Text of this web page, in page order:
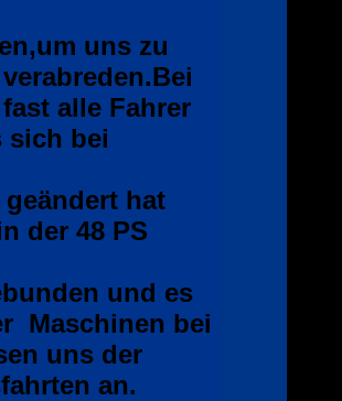
uns zu
alle Fahrer
sich bei
hat
der 48 PS
und es
Maschinen bei
uns der
an.